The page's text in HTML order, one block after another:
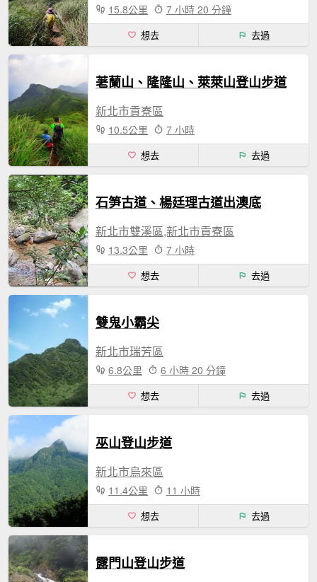
15.8公里 7 小時 20 分鐘
想去 去過
荖蘭山、隆隆山、萊萊山登山步道
新北市貢寮區
10.5公里 7 小時
想去 去過
石笋古道、楊廷理古道出澳底
新北市雙溪區,新北市貢寮區
13.3公里 7 小時
想去 去過
雙鬼小霸尖
新北市瑞芳區
6.8公里 6 小時 20 分鐘
想去 去過
巫山登山步道
新北市烏來區
11.4公里 11 小時
想去 去過
露門山登山步道